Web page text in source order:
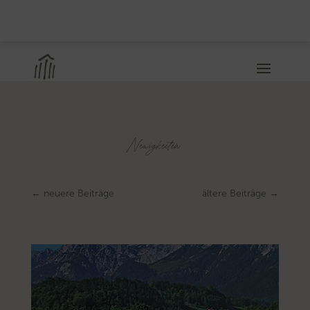
Neuigkeiten
← neuere Beiträge ältere Beiträge →